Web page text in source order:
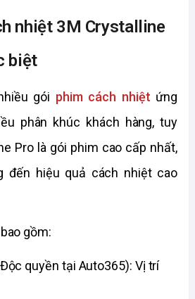
nhiệt 3M Crystalline
biệt
gói phim cách nhiệt ứng
phân khúc khách hàng, tuy
Pro là gói phim cao cấp nhất,
đến hiệu quả cách nhiệt cao
gồm:
quyền tại Auto365): Vị trí